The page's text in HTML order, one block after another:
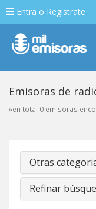
Entra o Registrate
Emisoras de
»en total 0 emisoras
Otras
Refinar